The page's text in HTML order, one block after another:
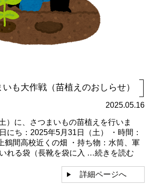
も大作戦（苗植えのおしらせ）
2025.05.16
）に、さつまいもの苗植えを行いま
ち：2025年5月31日（土） ・時間：
鶴間高校近くの畑 ・持ち物：水筒、軍
れる袋（長靴を袋に入 …続きを読む
詳細ページへ